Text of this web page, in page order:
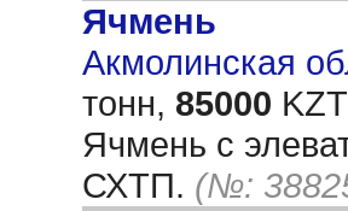
Ячмень
Акмолинская
тонн, 85000
Ячмень с
СХТП. (№: